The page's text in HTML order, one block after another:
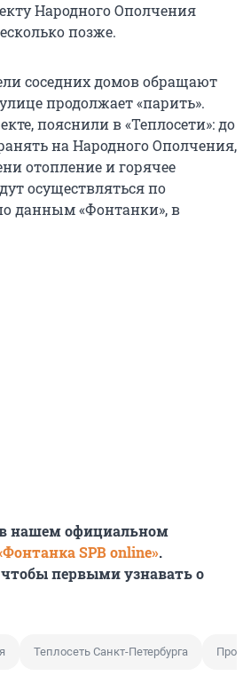
Народного Ополчения
позже.
соседних домов обращают
продолжает «парить».
пояснили в «Теплосети»: до
на Народного Ополчения,
отопление и горячее
осуществляться по
данным «Фонтанки», в
нашем официальном
SPB online».
первыми узнавать о
Теплосеть Санкт-Петербурга